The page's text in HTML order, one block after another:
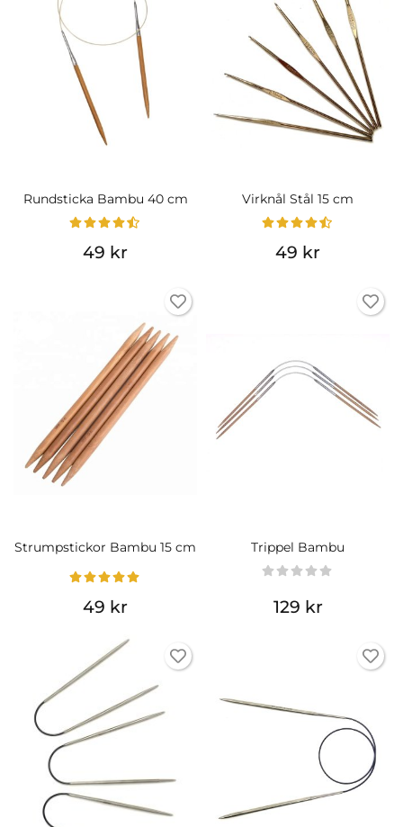
Rundsticka Bambu 40 cm
49 kr
Virknål Stål 15 cm
49 kr
Strumpstickor Bambu 15 cm
49 kr
Trippel Bambu
129 kr